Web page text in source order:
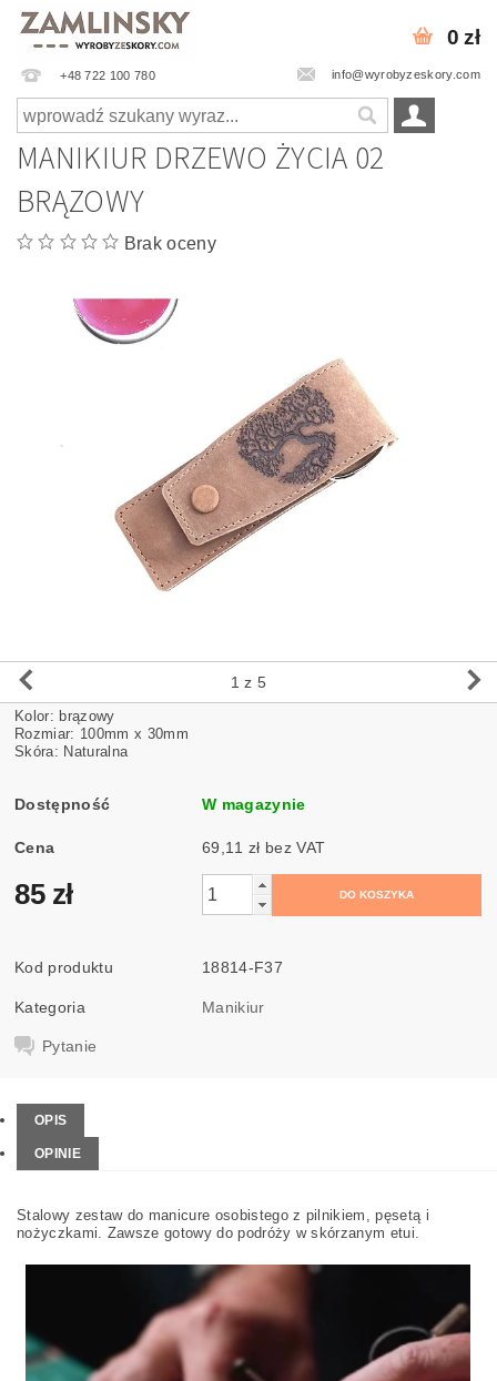
+48 722 100 780 info@wyrobyzeskory.com
0 zł
MANIKIUR DRZEWO ŻYCIA 02
BRĄZOWY
Brak oceny
1 z 5
Kolor: brązowy
Rozmiar: 100mm x 30mm
Skóra: Naturalna
Dostępność W magazynie
Cena 69,11 zł bez VAT
85 zł
Kod produktu 18814-F37
Kategoria Manikiur
Pytanie
OPIS
OPINIE
Stalowy zestaw do manicure osobistego z pilnikiem, pęsetą i
nożyczkami. Zawsze gotowy do podróży w skórzanym etui.